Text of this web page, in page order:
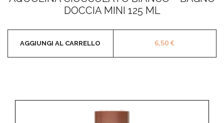
5
DOCCIA MINI 125 ML
6,50€
AGGIUNGI AL CARRELLO